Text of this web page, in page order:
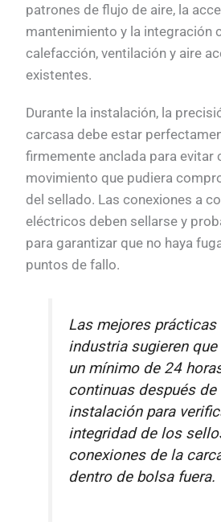
patrones de flujo de aire, la
mantenimiento y la integración
calefacción, ventilación y aire
existentes.
Durante la instalación, la
carcasa debe estar
firmemente anclada para evitar
movimiento que pudiera
del sellado. Las conexiones a
eléctricos deben sellarse y
para garantizar que no haya
puntos de fallo.
Las mejores prácticas
industria sugieren
un mínimo de 24
continuas después de
instalación para
integridad de los
conexiones de la
dentro de bolsa fuera.